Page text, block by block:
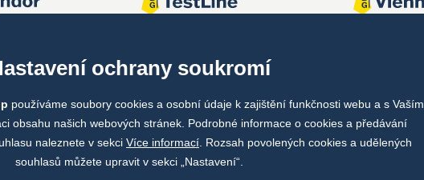
ochrany soukromí
používáme soubory cookies a osobní údaje k zajištění funkčnosti webu a s Vaším
obsahu našich webových stránek. Podrobné informace o cookies a předávání
naleznete v sekci Více informací . Rozsah povolených cookies a udělených
souhlasů můžete upravit v sekci „Nastavení“.